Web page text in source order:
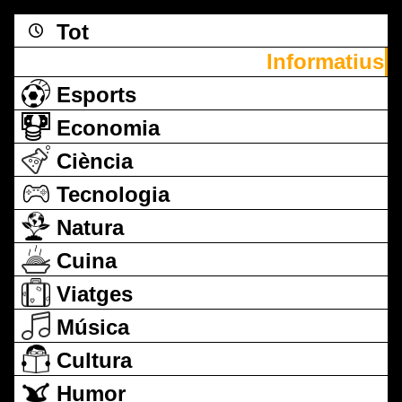
Tot
Informatius
Esports
Economia
Ciència
Tecnologia
Natura
Cuina
Viatges
Música
Cultura
Humor